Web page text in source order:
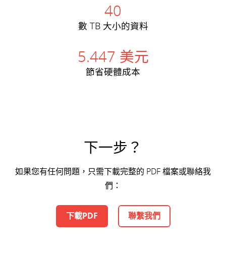
40
數 TB 大小的資料
5.447 美元
節省硬體成本
下一步？
如果您有任何問題，只需下載完整的 PDF 檔案或聯絡我
們：
下載PDF 聯繫我們